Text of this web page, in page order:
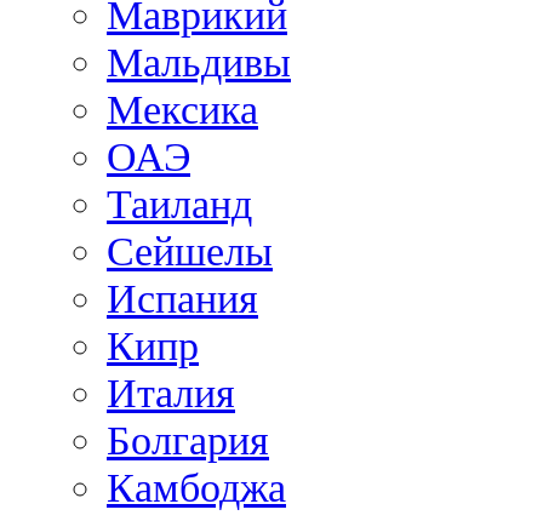
Маврикий
Мальдивы
Мексика
ОАЭ
Таиланд
Сейшелы
Испания
Кипр
Италия
Болгария
Камбоджа